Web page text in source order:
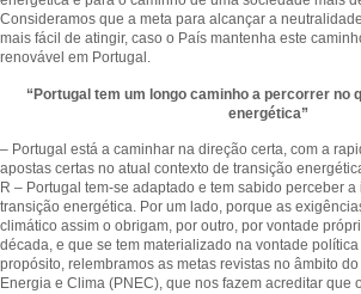
Consideramos que a meta para alcançar a
mais fácil de atingir, caso o País mantenha este
renovável em Portugal.
“Portugal tem um longo caminho a percorrer no
energética”
– Portugal está a caminhar na direção certa, com a
apostas certas no atual contexto de transição
R – Portugal tem-se adaptado e tem sabido perceber
transição energética. Por um lado, porque as
climático assim o obrigam, por outro, por vontade
década, e que se tem materializado na vontade política
propósito, relembramos as metas revistas no âmbito
Energia e Clima (PNEC), que nos fazem acreditar que